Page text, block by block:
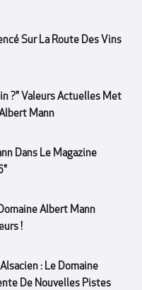
Sur La Route Des Vins
?" Valeurs Actuelles Met
Mann
Dans Le Magazine
Albert Mann
!
: Le Domaine
De Nouvelles Pistes